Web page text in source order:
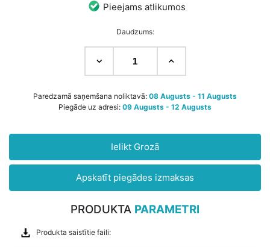
Pieejams atlikumos
Daudzums:
Paredzamā saņemšana noliktavā: 08 Augusts - 11 Augusts
Piegāde uz adresi: 09 Augusts - 12 Augusts
Ielikt Grozā
Apskatīt piegādes izmaksas
PRODUKTA PARAMETRI
Produkta saistītie faili: